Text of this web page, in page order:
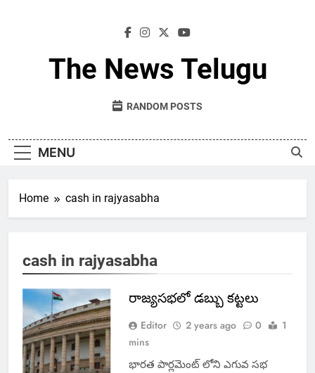
The News Telugu
RANDOM POSTS
MENU
Home cash in rajyasabha
cash in rajyasabha
రాజ్యసభలో డబ్బు కట్టలు
Editor 2 years ago 0
1
mins
భారత పార్లమెంట్ లోని ఎగువ సభ